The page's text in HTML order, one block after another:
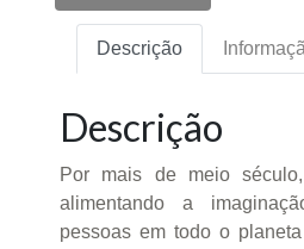
Descrição
Descrição
Por mais de meio
alimentando a
pessoas em todo o